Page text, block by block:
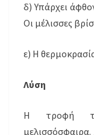
δ) Υπάρχει
Οι μέλισσες
ε) Η
Λύση
Η τροφή